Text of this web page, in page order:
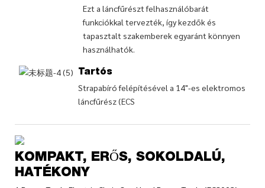
Ezt a láncfűrészt felhasználóbarát
funkciókkal tervezték, így kezdők és
tapasztalt szakemberek egyaránt könnyen
használhatók.
Tartós
Strapabíró felépítésével a 14"-es elektromos
láncfűrész (ECS
KOMPAKT, ERŐS, SOKOLDALÚ,
HATÉKONY